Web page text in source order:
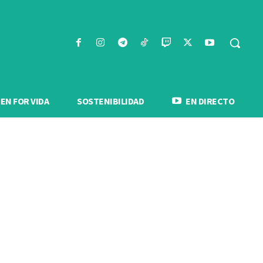
FOR VIDA SOSTENIBILIDAD EN DIRECTO